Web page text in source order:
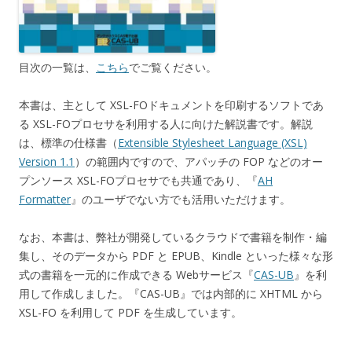
目次の一覧は、 こちらでご覧ください。
本書は、主として XSL-FOドキュメントを印刷するソフトであ
る XSL-FOプロセサを利用する人に向けた解説書です。解説
は、標準の仕様書（Extensible Stylesheet Language (XSL)
Version 1.1 ）の範囲内ですので、アパッチの FOP などのオー
プンソース XSL-FOプロセサでも共通であり、『AH
Formatter』のユーザでない方でも活用いただけます。
なお、本書は、弊社が開発しているクラウドで書籍を制作・編
集し、そのデータから PDF と EPUB、Kindle といった様々な形
式の書籍を一元的に作成できる Webサービス『CAS-UB』を利
用して作成しました。『CAS-UB』では内部的に XHTML から
XSL-FO を利用して PDF を生成しています。